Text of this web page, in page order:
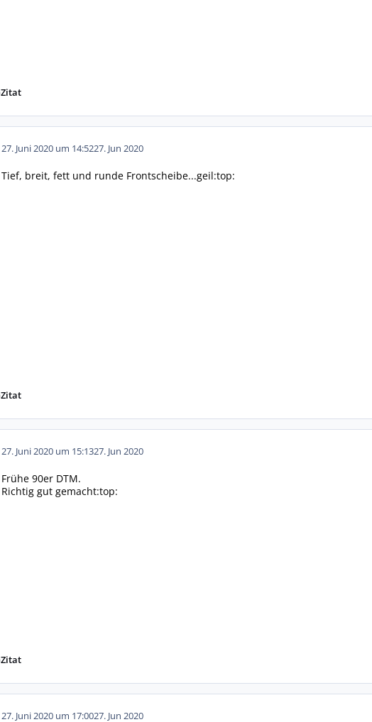
Zitat
27. Juni 2020 um 14:5227. Jun 2020
Tief, breit, fett und runde Frontscheibe...geil:top:
Zitat
27. Juni 2020 um 15:1327. Jun 2020
Frühe 90er DTM.
Richtig gut gemacht:top:
Zitat
27. Juni 2020 um 17:0027. Jun 2020